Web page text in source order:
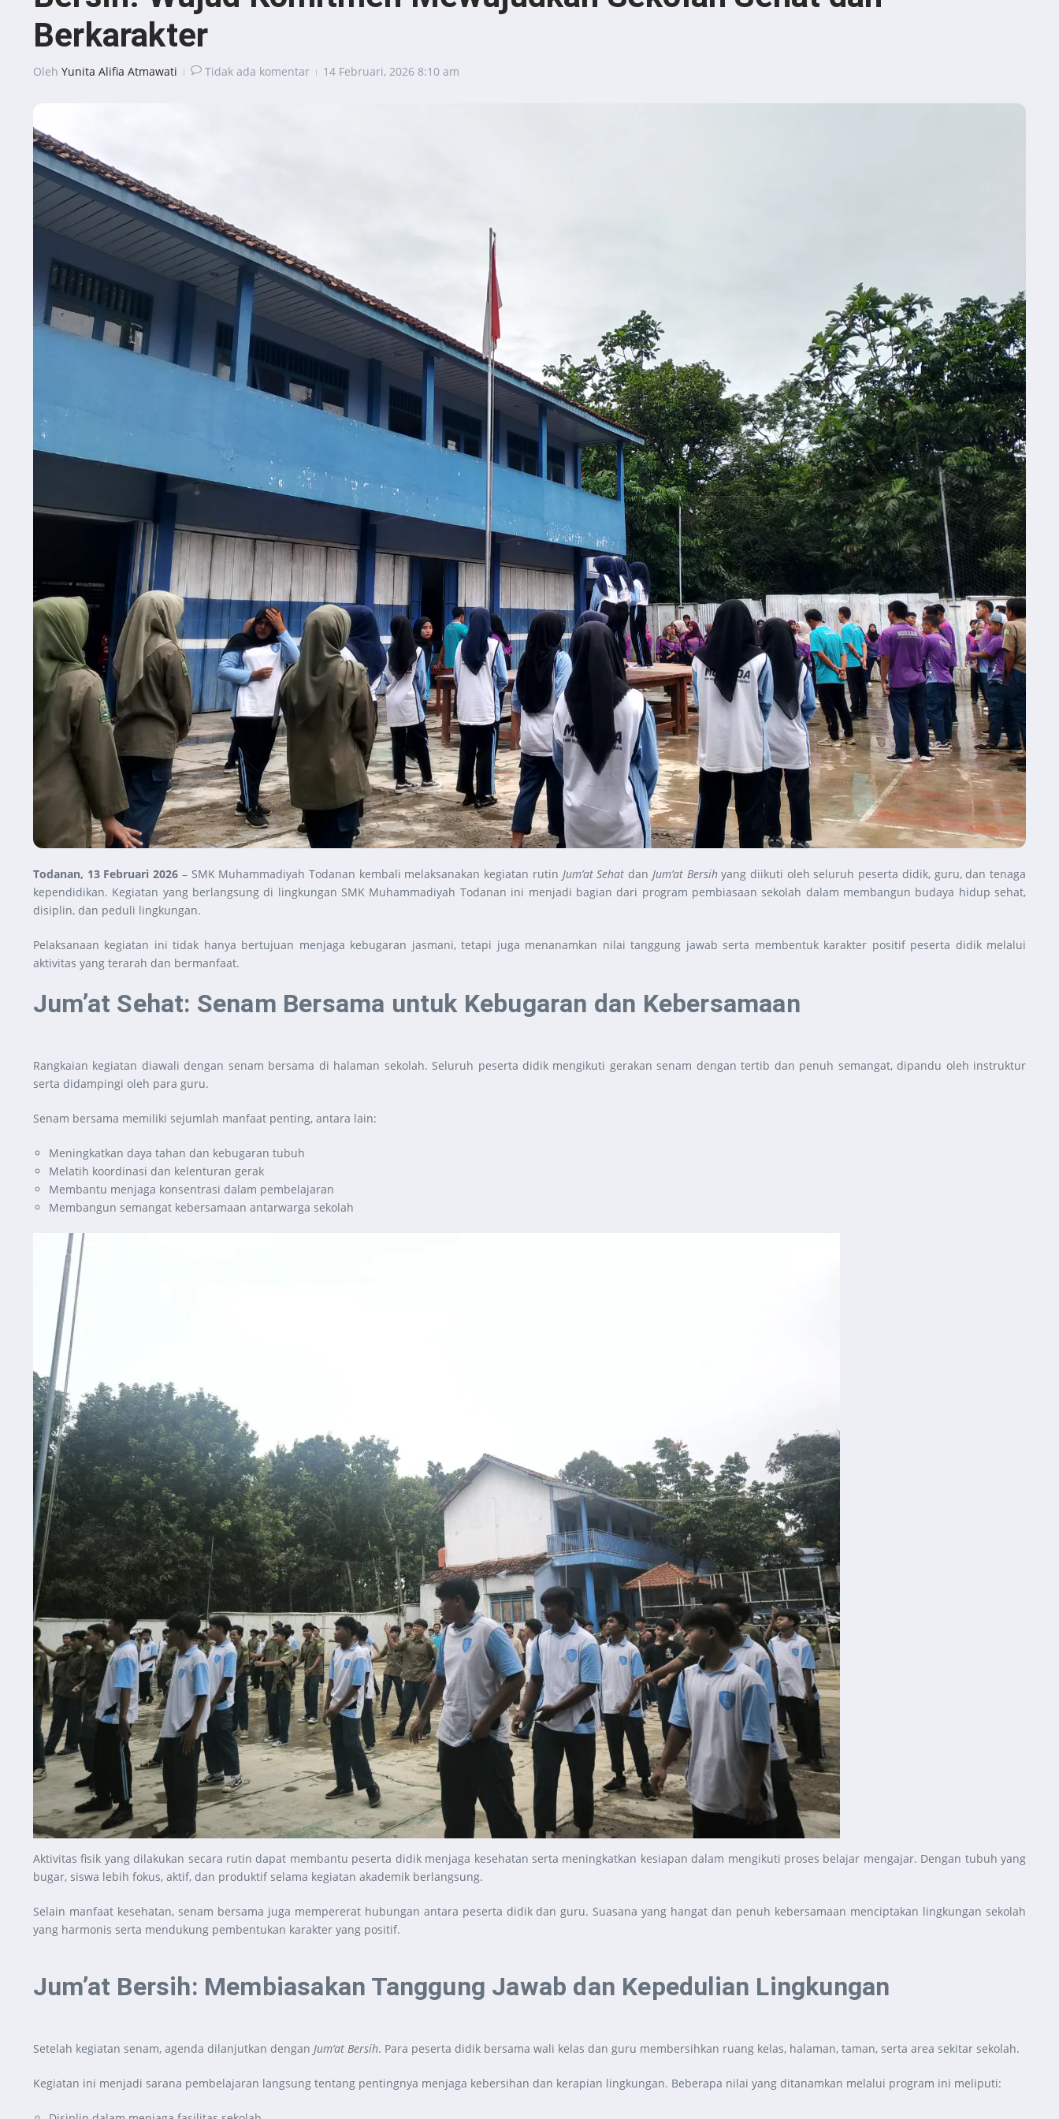
Berkarakter
Oleh Yunita Alifia Atmawati Tidak ada komentar 14 Februari, 2026 8:10 am
Todanan, 13 Februari 2026 – SMK Muhammadiyah Todanan kembali melaksanakan kegiatan rutin Jum’at Sehat dan Jum’at Bersihyang diikuti oleh seluruh peserta didik, guru, dan tenaga
kependidikan. Kegiatan yang berlangsung di lingkungan SMK Muhammadiyah Todanan ini menjadi bagian dari program pembiasaan sekolah dalam membangun budaya hidup sehat,
disiplin, dan peduli lingkungan.
Pelaksanaan kegiatan ini tidak hanya bertujuan menjaga kebugaran jasmani, tetapi juga menanamkan nilai tanggung jawab serta membentuk karakter positif peserta didik melalui
aktivitas yang terarah dan bermanfaat.
Jum’at Sehat: Senam Bersama untuk Kebugaran dan Kebersamaan
Rangkaian kegiatan diawali dengan senam bersama di halaman sekolah. Seluruh peserta didik mengikuti gerakan senam dengan tertib dan penuh semangat, dipandu oleh instruktur
serta didampingi oleh para guru.
Senam bersama memiliki sejumlah manfaat penting, antara lain:
Meningkatkan daya tahan dan kebugaran tubuh
Melatih koordinasi dan kelenturan gerak
Membantu menjaga konsentrasi dalam pembelajaran
Membangun semangat kebersamaan antarwarga sekolah
Aktivitas fisik yang dilakukan secara rutin dapat membantu peserta didik menjaga kesehatan serta meningkatkan kesiapan dalam mengikuti proses belajar mengajar. Dengan tubuh yang
bugar, siswa lebih fokus, aktif, dan produktif selama kegiatan akademik berlangsung.
Selain manfaat kesehatan, senam bersama juga mempererat hubungan antara peserta didik dan guru. Suasana yang hangat dan penuh kebersamaan menciptakan lingkungan sekolah
yang harmonis serta mendukung pembentukan karakter yang positif.
Jum’at Bersih: Membiasakan Tanggung Jawab dan Kepedulian Lingkungan
Setelah kegiatan senam, agenda dilanjutkan dengan Jum’at Bersih. Para peserta didik bersama wali kelas dan guru membersihkan ruang kelas, halaman, taman, serta area sekitar sekolah.
Kegiatan ini menjadi sarana pembelajaran langsung tentang pentingnya menjaga kebersihan dan kerapian lingkungan. Beberapa nilai yang ditanamkan melalui program ini meliputi: